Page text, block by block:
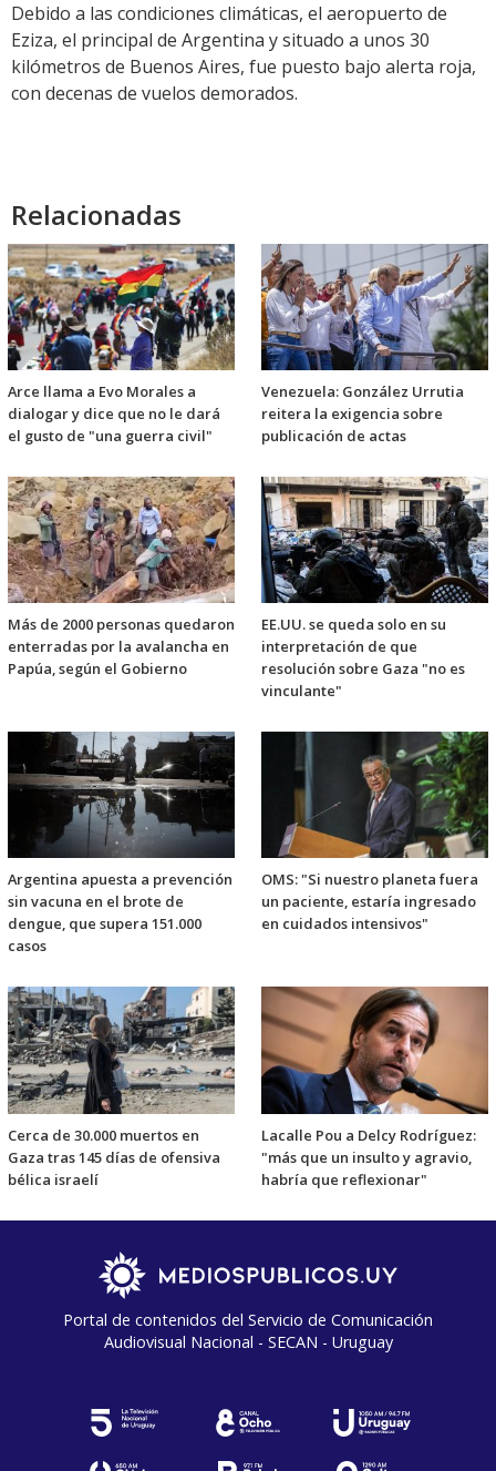
Debido a las condiciones climáticas, el aeropuerto de
Eziza, el principal de Argentina y situado a unos 30
kilómetros de Buenos Aires, fue puesto bajo alerta roja,
con decenas de vuelos demorados.
Relacionadas
Arce llama a Evo Morales a
dialogar y dice que no le dará
el gusto de "una guerra civil"
Venezuela: González Urrutia
reitera la exigencia sobre
publicación de actas
Más de 2000 personas quedaron
enterradas por la avalancha en
Papúa, según el Gobierno
EE.UU. se queda solo en su
interpretación de que
resolución sobre Gaza "no es
vinculante"
Argentina apuesta a prevención
sin vacuna en el brote de
dengue, que supera 151.000
casos
OMS: "Si nuestro planeta fuera
un paciente, estaría ingresado
en cuidados intensivos"
Cerca de 30.000 muertos en
Gaza tras 145 días de ofensiva
bélica israelí
Lacalle Pou a Delcy Rodríguez:
"más que un insulto y agravio,
habría que reflexionar"
Portal de contenidos del Servicio de Comunicación
Audiovisual Nacional - SECAN - Uruguay